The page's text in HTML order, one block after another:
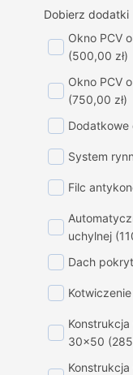
Dobierz dodatki
Okno PCV
(500,00 zł)
Okno PCV
(750,00 zł)
Dodatkowe
System
Filc
uchylnej
Dach
30x50